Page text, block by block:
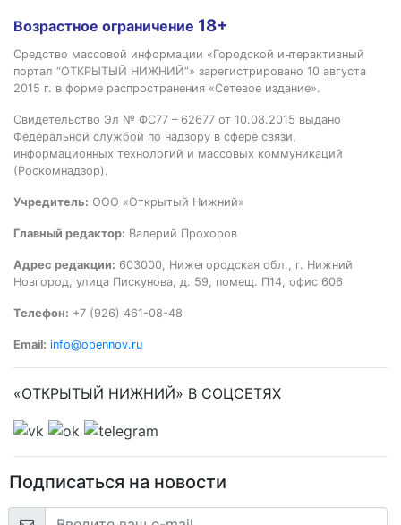
Возрастное ограничение 18+
Средство массовой информации «Городской интерактивный
портал “ОТКРЫТЫЙ НИЖНИЙ”» зарегистрировано 10 августа
2015 г. в форме распространения «Сетевое издание».
Свидетельство Эл № ФС77 – 62677 от 10.08.2015 выдано
Федеральной службой по надзору в сфере связи,
информационных технологий и массовых коммуникаций
(Роскомнадзор).
Учредитель: ООО «Открытый Нижний»
Главный редактор: Валерий Прохоров
Адрес редакции: 603000, Нижегородская обл., г. Нижний
Новгород, улица Пискунова, д. 59, помещ. П14, офис 606
Телефон: +7 (926) 461-08-48
Email: info@opennov.ru
«ОТКРЫТЫЙ НИЖНИЙ» В СОЦСЕТЯХ
Подписаться на новости